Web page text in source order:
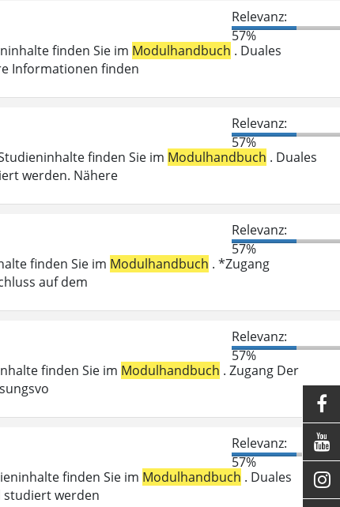
Relevanz:
57%
finden Sie im Modulhandbuch . Duales
Informationen finden
Relevanz:
57%
finden Sie im Modulhandbuch . Duales
werden. Nähere
Relevanz:
57%
finden Sie im Modulhandbuch . *Zugang
auf dem
Relevanz:
57%
finden Sie im Modulhandbuch . Zugang Der
Relevanz:
57%
finden Sie im Modulhandbuch . Duales
studiert werden


